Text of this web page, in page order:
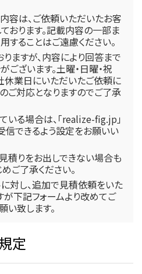
容は、ご依頼いただいたお客
おります。記載内容の一部ま
することはご遠慮ください。
ますが、内容により回答まで
ざいます。土曜・日曜・祝
休業日にいただいたご依頼に
ご対応となりますのでご了承
いる場合は、「realize-fig.jp」
信できるよう設定をお願いい
積りをお出しできない場合も
ご了承ください。
対し、追加で見積依頼をいた
が下記フォームより改めてご
い致します。
定